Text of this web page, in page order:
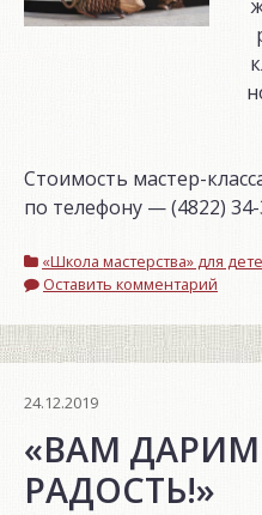
Стоимость мастер-
по телефону — (4822)
«Школа мастерства» для
Оставить комментарий
24.12.2019
«ВАМ
РАДОСТЬ!»